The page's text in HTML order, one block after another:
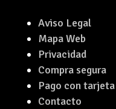
Aviso Legal
Mapa Web
Privacidad
Compra segura
Pago con tarjeta
Contacto